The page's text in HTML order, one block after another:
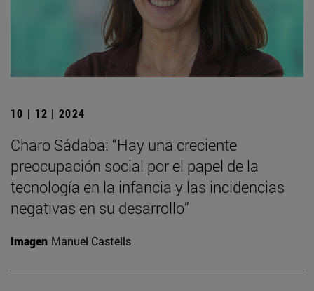
10 | 12 | 2024
Charo Sádaba: “Hay una creciente
preocupación social por el papel de la
tecnología en la infancia y las incidencias
negativas en su desarrollo”
Imagen Manuel Castells